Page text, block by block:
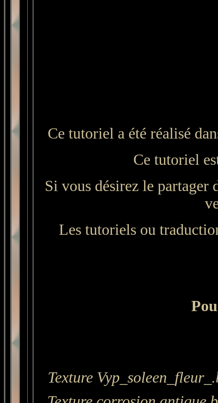
Ce tutoriel a été réalisé
Ce tutoriel
Si vous désirez le
Les tutoriels ou
Texture